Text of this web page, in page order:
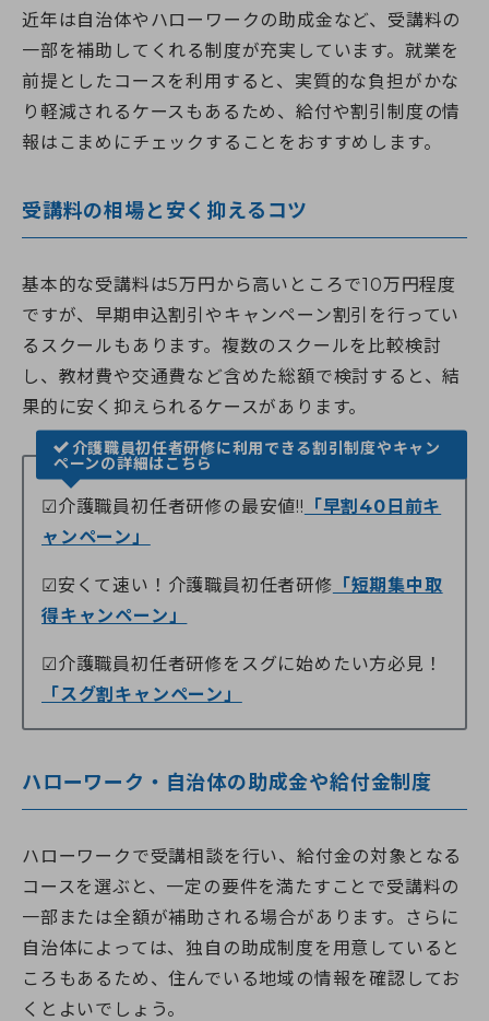
近年は自治体やハローワークの助成金など、受講料の
一部を補助してくれる制度が充実しています。就業を
前提としたコースを利用すると、実質的な負担がかな
り軽減されるケースもあるため、給付や割引制度の情
報はこまめにチェックすることをおすすめします。
受講料の相場と安く抑えるコツ
基本的な受講料は5万円から高いところで10万円程度
ですが、早期申込割引やキャンペーン割引を行ってい
るスクールもあります。複数のスクールを比較検討
し、教材費や交通費など含めた総額で検討すると、結
果的に安く抑えられるケースがあります。
介護職員初任者研修に利用できる割引制度やキャン
ペーンの詳細はこちら
☑介護職員初任者研修の最安値!! 「早割40日前キ
ャンペーン」
☑安くて速い！介護職員初任者研修 「短期集中取
得キャンペーン」
☑介護職員初任者研修をスグに始めたい方必見！
「スグ割キャンペーン」
ハローワーク・自治体の助成金や給付金制度
ハローワークで受講相談を行い、給付金の対象となる
コースを選ぶと、一定の要件を満たすことで受講料の
一部または全額が補助される場合があります。さらに
自治体によっては、独自の助成制度を用意していると
ころもあるため、住んでいる地域の情報を確認してお
くとよいでしょう。